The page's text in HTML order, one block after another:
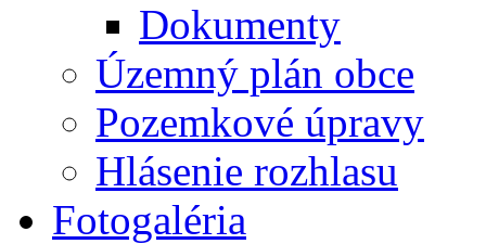
Dokumenty
Územný plán obce
Pozemkové úpravy
Hlásenie rozhlasu
Fotogaléria